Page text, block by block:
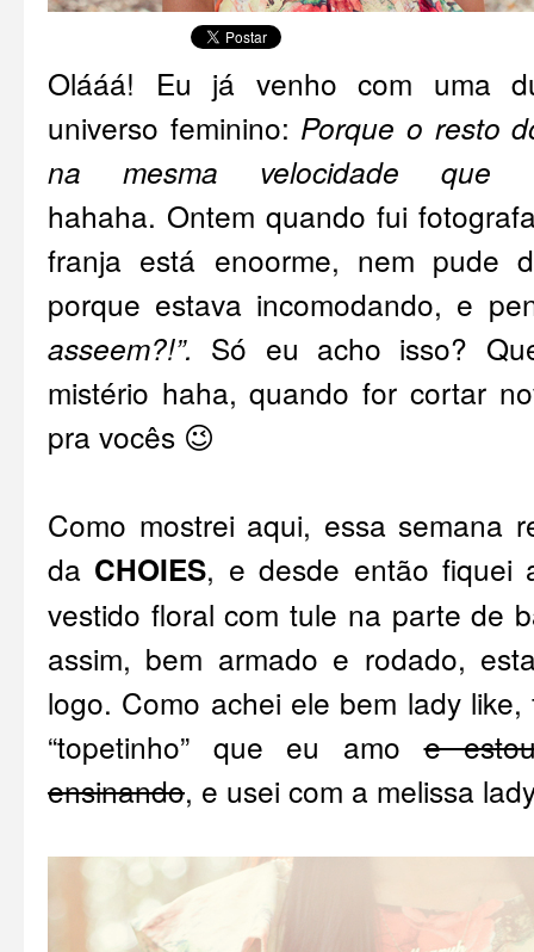
Olááá! Eu já venho com uma
universo feminino: Porque o resto
na mesma velocidade que
hahaha. Ontem quando fui
franja está enoorme, nem pude
porque estava incomodando, e
asseem?!”. Só eu acho isso?
mistério haha, quando for cortar
pra vocês 😉
Como mostrei aqui, essa semana
da CHOIES, e desde então fiquei
vestido floral com tule na parte de
assim, bem armado e rodado,
logo. Como achei ele bem lady
“topetinho” que eu amoe
ensinando, e usei com a melissa